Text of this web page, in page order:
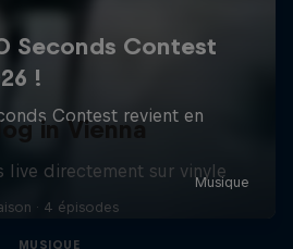
in Vienna
live directement sur vinyle
· 4 épisodes
MUSIQUE